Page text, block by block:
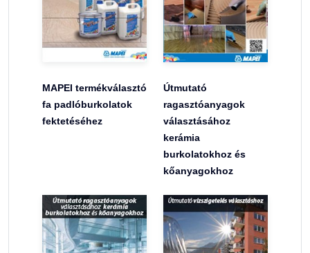
MAPEI termékválasztó
fa padlóburkolatok
fektetéséhez
Útmutató
ragasztóanyagok
választásához
kerámia
burkolatokhoz és
kőanyagokhoz